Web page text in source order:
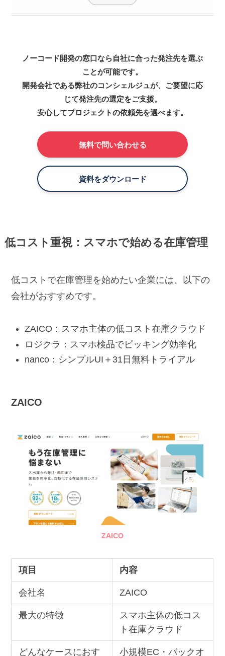
ノーコード開発の窓口なら自社に合った発注先を選ぶ
ことが可能です。
開発会社である弊社のコンシェルジュが、ご要望に応
じて発注先の選定をご支援。
安心してプロジェクトの依頼先を選べます。
無料で問い合わせる
資料をダウンロード
低コスト重視：スマホで始める在庫管理
低コストで在庫管理を始めたい企業には、以下の
会社がおすすめです。
ZAICO：スマホ主体の低コスト在庫クラウド
ロジクラ：スマホ検品でピッキング効率化
nanco：シンプルUI＋31日無料トライアル
ZAICO
ZAICO
項目 内容
会社名 ZAICO
最大の特徴
スマホ主体の低コス
ト在庫クラウド
どんなケースにおす 小規模EC・バックオ